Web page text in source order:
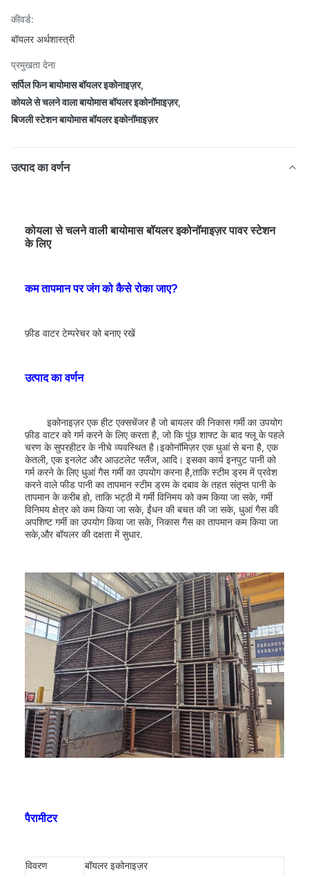
कीवर्ड:
बॉयलर अर्थशास्त्री
प्रमुखता देना
सर्पिल फिन बायोमास बॉयलर इकोनाइज़र,
कोयले से चलने वाला बायोमास बॉयलर इकोनॉमाइज़र,
बिजली स्टेशन बायोमास बॉयलर इकोनॉमाइज़र
उत्पाद का वर्णन
कोयला से चलने वाली बायोमास बॉयलर इकोनॉमाइज़र पावर स्टेशन
के लिए
कम तापमान पर जंग को कैसे रोका जाए?
फ़ीड वाटर टेम्परेचर को बनाए रखें
उत्पाद का वर्णन
इकोनाइज़र एक हीट एक्सचेंजर है जो बायलर की निकास गर्मी का उपयोग
फ़ीड वाटर को गर्म करने के लिए करता है, जो कि पूंछ शाफ्ट के बाद फ्लू के पहले
चरण के सुपरहीटर के नीचे व्यवस्थित है।इकोनॉमिज़र एक धुआं से बना है, एक
केतली, एक इनलेट और आउटलेट फ्लैंज, आदि। इसका कार्य इनपुट पानी को
गर्म करने के लिए धुआं गैस गर्मी का उपयोग करना है,ताकि स्टीम ड्रम में प्रवेश
करने वाले फीड पानी का तापमान स्टीम ड्रम के दबाव के तहत संतृप्त पानी के
तापमान के करीब हो, ताकि भट्ठी में गर्मी विनिमय को कम किया जा सके, गर्मी
विनिमय क्षेत्र को कम किया जा सके, ईंधन की बचत की जा सके, धुआं गैस की
अपशिष्ट गर्मी का उपयोग किया जा सके, निकास गैस का तापमान कम किया जा
सके,और बॉयलर की दक्षता में सुधार.
पैरामीटर
विवरण बॉयलर इकोनाइज़र